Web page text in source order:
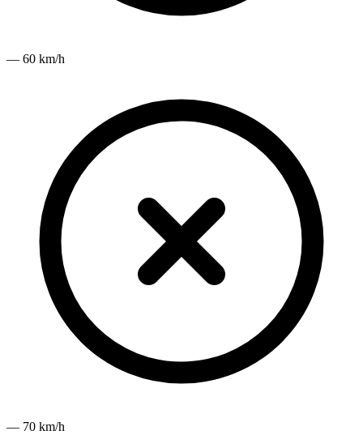
— 60 km/h
— 70 km/h